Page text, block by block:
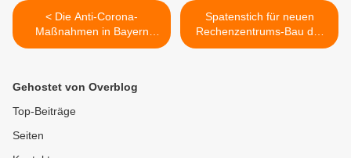
< Die Anti-Corona-
Maßnahmen in Bayern
werden weiter gelockert: Ab
Hallenbäder, Saunen
wieder zugelassen
Spatenstich für neuen
Rechenzentrums-Bau der
rockenstein AG in
Gehostet von Overblog
Top-Beiträge
Seiten